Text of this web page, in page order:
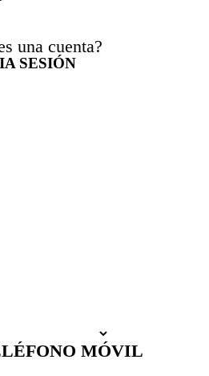
una cuenta?
SESIÓN
MÓVIL